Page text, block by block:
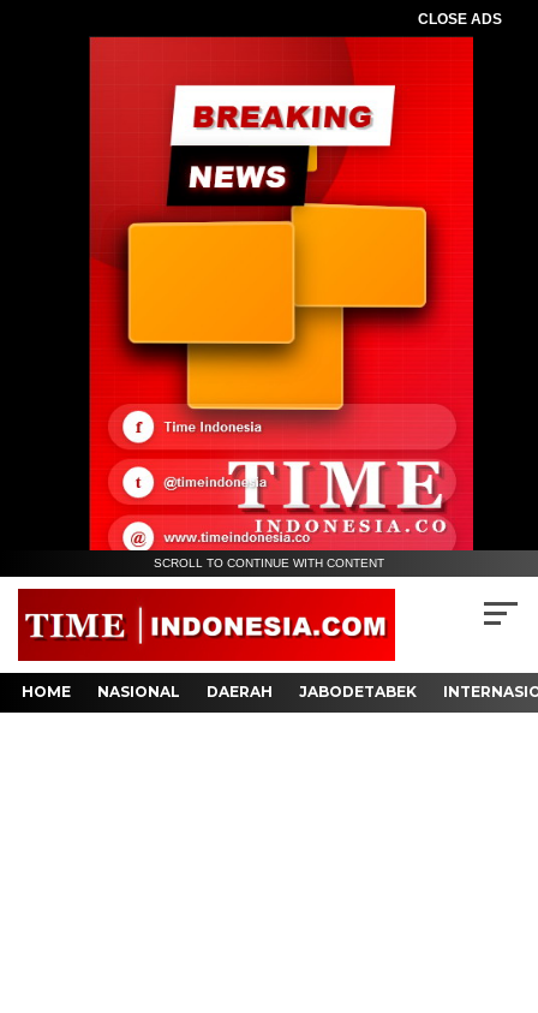
CLOSE ADS
SCROLL TO CONTINUE WITH CONTENT
HOME NASIONAL DAERAH JABODETABEK